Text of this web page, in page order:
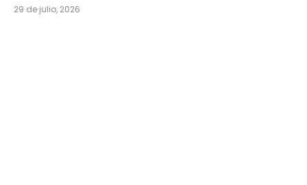
29 de julio, 2026